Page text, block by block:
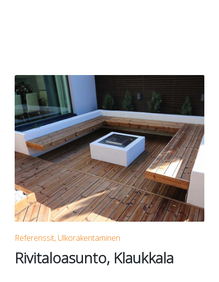
Posted
in
Referenssit Ulkorakentaminen
Rivitaloasunto, Klaukkala